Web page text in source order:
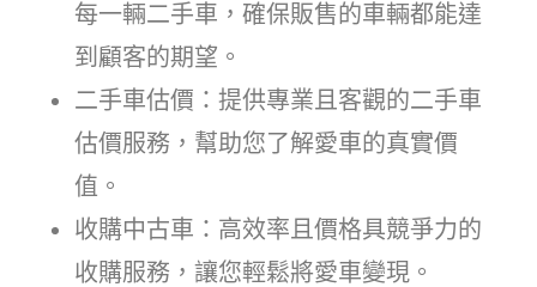
每一輛二手車，確保販售的車輛都能達
到顧客的期望。
二手車估價：提供專業且客觀的二手車
估價服務，幫助您了解愛車的真實價
值。
收購中古車：高效率且價格具競爭力的
收購服務，讓您輕鬆將愛車變現。